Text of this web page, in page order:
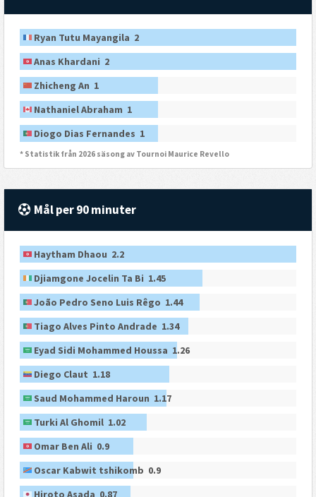
Ryan Tutu Mayangila 2
Anas Khardani 2
Zhicheng An 1
Nathaniel Abraham 1
Diogo Dias Fernandes 1
* Statistik från 2026 säsong av Tournoi Maurice Revello
Mål per 90 minuter
Haytham Dhaou 2.2
Djiamgone Jocelin Ta Bi 1.45
João Pedro Seno Luis Rêgo 1.44
Tiago Alves Pinto Andrade 1.34
Eyad Sidi Mohammed Houssa 1.26
Diego Claut 1.18
Saud Mohammed Haroun 1.17
Turki Al Ghomil 1.02
Omar Ben Ali 0.9
Oscar Kabwit tshikomb 0.9
Hiroto Asada 0.87